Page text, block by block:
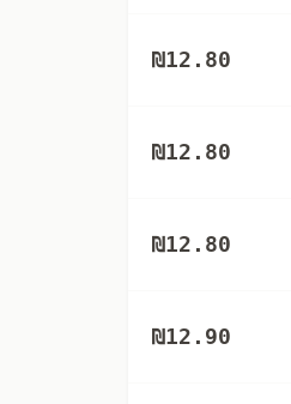
₪12.80
₪12.80
₪12.80
₪12.90